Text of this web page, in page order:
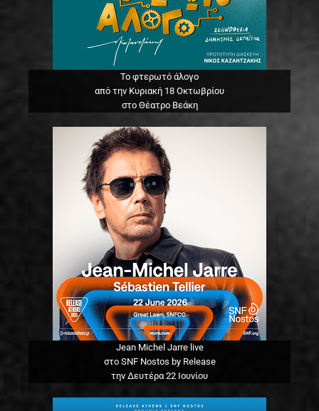
Το φτερωτό άλογο
από την Κυριακή 18 Οκτωβρίου
στο Θέατρο Βεάκη
Jean Michel Jarre live
στο SNF Nostos by Release
την Δευτέρα 22 Ιουνίου